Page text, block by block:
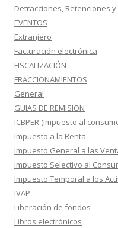
Detracciones, Retenciones
EVENTOS
Extranjero
Facturación electrónica
FISCALIZACIÓN
FRACCIONAMIENTOS
General
GUIAS DE REMISION
ICBPER (Impuesto al
Impuesto a la Renta
Impuesto General a las
Impuesto Selectivo al
Impuesto Temporal a los
IVAP
Liberación de fondos
Libros electrónicos